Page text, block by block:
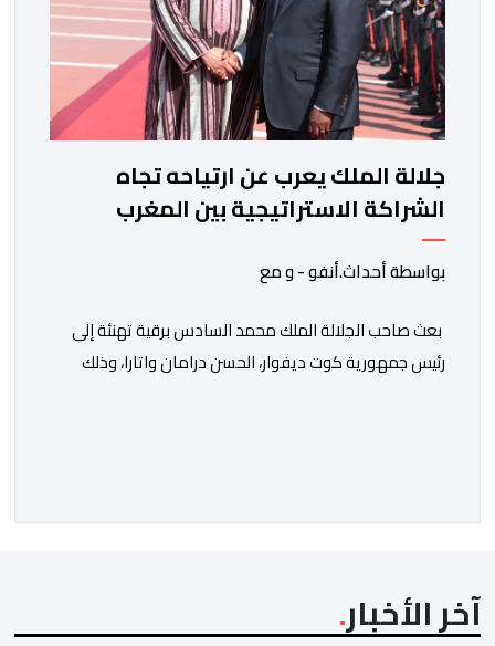
جلالة الملك يعرب عن ارتياحه تجاه
الشراكة الاستراتيجية بين المغرب
والكوت ديفوار
بواسطة أحداث.أنفو - و مع
بعث صاحب الجلالة الملك محمد السادس برقية تهنئة إلى
رئيس جمهورية كوت ديفوار، الحسن درامان واتارا، وذلك
المغربية وجمهورية كوت ديفوار، بحكم […]
آخر الأخبار